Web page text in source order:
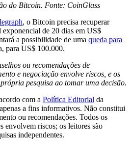
do Bitcoin. Fonte: CoinGlass
, o Bitcoin precisa recuperar
exponencial de 20 dias em US$
a possibilidade de uma queda para
para US$ 100.000.
ou recomendações de
e negociação envolve riscos, e os
pesquisa ao tomar uma decisão.
com a Política Editorial da
a fins informativos. Não constitui
ou recomendações. Todos os
envolvem riscos; os leitores são
independentes.